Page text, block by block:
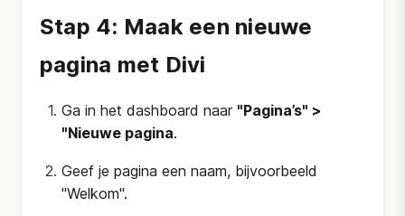
Stap 4: Maak een nieuwe
pagina met Divi
Ga in het dashboard naar "Pagina’s" >
"Nieuwe pagina.
Geef je pagina een naam, bijvoorbeeld
"Welkom".